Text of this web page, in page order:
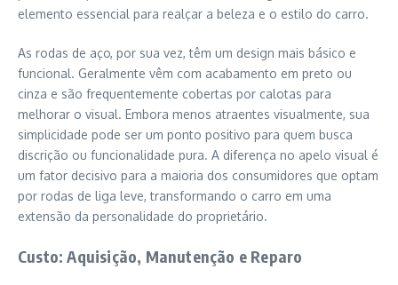
elemento essencial para realçar a beleza e o estilo do carro.
As rodas de aço, por sua vez, têm um design mais básico e
funcional. Geralmente vêm com acabamento em preto ou
cinza e são frequentemente cobertas por calotas para
melhorar o visual. Embora menos atraentes visualmente, sua
simplicidade pode ser um ponto positivo para quem busca
discrição ou funcionalidade pura. A diferença no apelo visual é
um fator decisivo para a maioria dos consumidores que optam
por rodas de liga leve, transformando o carro em uma
extensão da personalidade do proprietário.
Custo: Aquisição, Manutenção e Reparo